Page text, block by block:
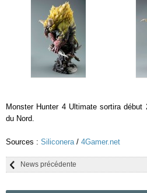
Monster Hunter 4 Ultimate sortira
du Nord.
Sources : Siliconera/ 4Gamer.net
News précédente